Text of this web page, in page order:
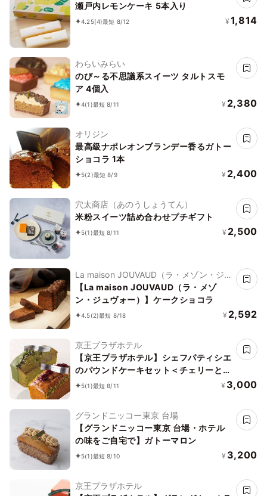
瀬戸内レモンケーキ 5本入り
4.25(4)最短 8/12 ¥ 1,814
わらいみらい
のび～る不思議系スイーツ タルトスモ
ア 4個入
4(1)最短 8/11 ¥ 2,380
オリジン
最高級ナポレオンブランデー香るガトー
ショコラ 1本
5(2)最短 8/9 ¥ 2,400
穴太商店（あのうしょうてん）
米粉スイーツ詰め合わせプチギフト
5(1)最短 8/11 ¥ 2,500
La maison JOUVAUD（ラ・メゾン・ジュ
ヴォー）
【La maison JOUVAUD（ラ・メゾ
ン・ジュヴォー）】ケークショコラ
4.5(2)最短 8/18 ¥ 2,592
京王プラザホテル
【京王プラザホテル】シェフパティシエ
のパウンドケーキセット＜チェリーとポ
ピーシード＆抹茶＞
5(1)最短 8/11 ¥ 3,000
グランドニッコー東京 台場
【グランドニッコー東京 台場・ホテル
の味をご自宅で】ガトーマロン
5(1)最短 8/10 ¥ 3,200
京王プラザホテル